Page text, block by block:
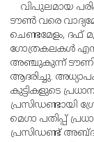
വിപുലമായ
ടൗണ്‍ വരെ
ചെണ്ടമേളം, ദഫ്
ഗോത്രകലകള്‍
അഞ്ചുകുന്ന്
ആദരിച്ചു.
കുട്ടികളുടെ
പ്രസിഡണ്ടായി
മെഗാ പതിപ്പ്
പ്രസിഡണ്ട്